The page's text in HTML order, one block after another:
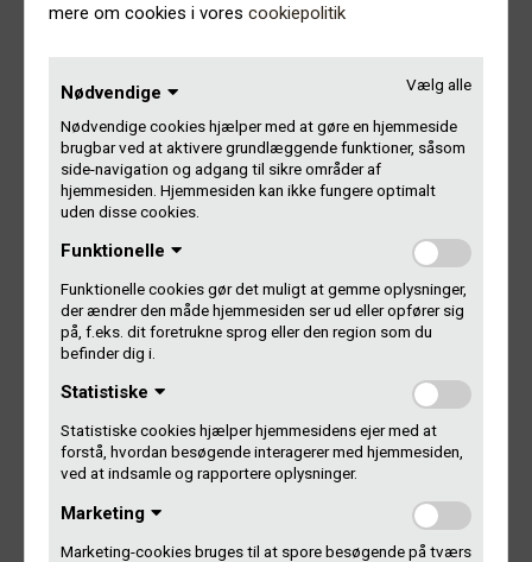
mere om cookies i vores cookiepolitik
Vælg alle
Nødvendige
Nødvendige cookies hjælper med at gøre en hjemmeside
brugbar ved at aktivere grundlæggende funktioner, såsom
side-navigation og adgang til sikre områder af
hjemmesiden. Hjemmesiden kan ikke fungere optimalt
uden disse cookies.
Funktionelle
Funktionelle cookies gør det muligt at gemme oplysninger,
der ændrer den måde hjemmesiden ser ud eller opfører sig
på, f.eks. dit foretrukne sprog eller den region som du
befinder dig i.
Statistiske
Statistiske cookies hjælper hjemmesidens ejer med at
forstå, hvordan besøgende interagerer med hjemmesiden,
ved at indsamle og rapportere oplysninger.
Marketing
Marketing-cookies bruges til at spore besøgende på tværs
Morgenmødet foregår i Lydens Hus, som Gramex har
og 2. sal, Lydens Hus på 4. sal.
Åbent for alle og gratis adgang.
Tilmeld dig Facebook-eventen
———————————————-
Morgenmødet er det femte i rækken om køn og diversitet i
dansk musik.
Bag initiativet står musikorganisationerne Dansk Live,
JazzDanmark og Gramex. Ved siden af morgenmøderne
indsamler vi data på, hvordan det ser ud med fordelingen
af mænd og kvinder i dansk musik lige nu; på plader, på
scenen, bag scenen osv. Tallene forventer vi klar til et